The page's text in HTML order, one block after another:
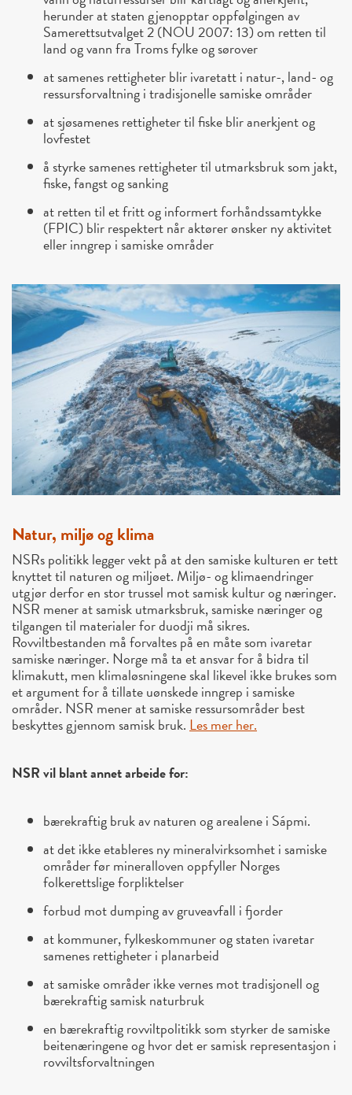
herunder at staten gjenopptar oppfølgingen av
Samerettsutvalget 2 (NOU 2007: 13) om retten til
land og vann fra Troms fylke og sørover
at samenes rettigheter blir ivaretatt i natur-, land- og
ressursforvaltning i tradisjonelle samiske områder
at sjøsamenes rettigheter til fiske blir anerkjent og
lovfestet
å styrke samenes rettigheter til utmarksbruk som jakt,
fiske, fangst og sanking
at retten til et fritt og informert forhåndssamtykke
(FPIC) blir respektert når aktører ønsker ny aktivitet
eller inngrep i samiske områder
Natur, miljø og klima
NSRs politikk legger vekt på at den samiske kulturen er tett
knyttet til naturen og miljøet. Miljø- og klimaendringer
utgjør derfor en stor trussel mot samisk kultur og næringer.
NSR mener at samisk utmarksbruk, samiske næringer og
tilgangen til materialer for duodji må sikres.
Rovviltbestanden må forvaltes på en måte som ivaretar
samiske næringer. Norge må ta et ansvar for å bidra til
klimakutt, men klimaløsningene skal likevel ikke brukes som
et argument for å tillate uønskede inngrep i samiske
områder. NSR mener at samiske ressursområder best
beskyttes gjennom samisk bruk. Les mer her.
NSR vil blant annet arbeide for:
bærekraftig bruk av naturen og arealene i Sápmi.
at det ikke etableres ny mineralvirksomhet i samiske
områder før mineralloven oppfyller Norges
folkerettslige forpliktelser
forbud mot dumping av gruveavfall i fjorder
at kommuner, fylkeskommuner og staten ivaretar
samenes rettigheter i planarbeid
at samiske områder ikke vernes mot tradisjonell og
bærekraftig samisk naturbruk
en bærekraftig rovviltpolitikk som styrker de samiske
beitenæringene og hvor det er samisk representasjon i
rovviltsforvaltningen